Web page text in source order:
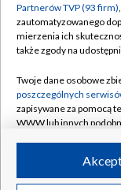
Centrum
Naziemna
Rada
System NOS
Informacje o
Program dla
©2026
Partnerów TVP (93 firm)
zautomatyzowanego
mierzenia ich
także zgody na
Twoje dane osobowe
poszczególnych
zapisywane za pomocą
WWW lub innych
ruchu w Internecie.